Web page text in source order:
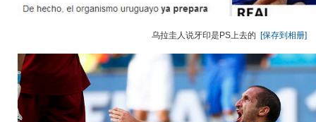
乌拉圭人说牙印是PS上去的 [保存到相册]